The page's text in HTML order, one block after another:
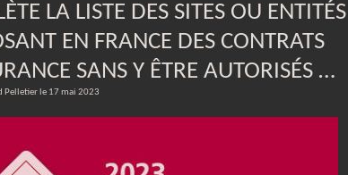
LA LISTE DES SITES OU ENTITÉS
EN FRANCE DES CONTRATS
SANS Y ÊTRE AUTORISÉS …
Pelletier le 17 mai 2023